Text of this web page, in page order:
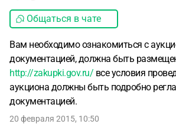
Общаться в чате
Вам необходимо ознакомиться с
документацией, должна быть
http://zakupki.gov.ru/ все условия
аукциона должны быть подробно
документацией.
20 февраля 2015, 10:50